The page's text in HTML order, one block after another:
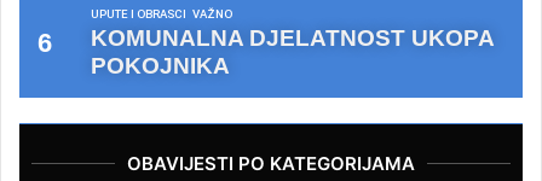
UPUTE I OBRASCI VAŽNO
KOMUNALNA DJELATNOST UKOPA
POKOJNIKA
OBAVIJESTI PO KATEGORIJAMA